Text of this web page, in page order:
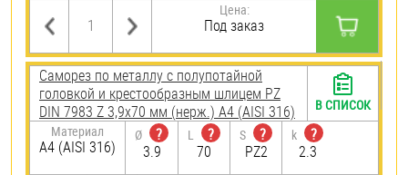
Цена:
Под заказ
Саморез по металлу с полупотайной
головкой и крестообразным шлицем PZ
DIN 7983 Z 3,9х70 мм (нерж.) A4 (AISI 316)
Материал
A4 (AISI 316)
Ø
?
3.9
L
?
70
S
?
PZ2
k
?
2.3
В СПИСОК